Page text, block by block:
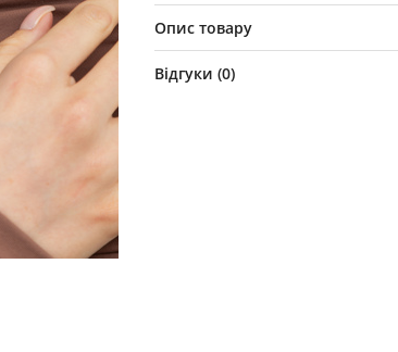
Опис товару
Відгуки (0)